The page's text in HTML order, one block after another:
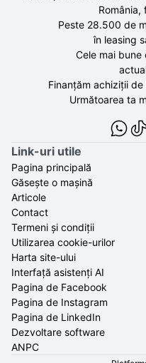
România,
Peste 28.500 de
în leasing
Cele mai
Finanțăm achiziții de
Următoarea ta
Link-uri utile
Pagina principală
Găsește o mașină
Articole
Contact
Termeni și condiții
Utilizarea cookie-urilor
Harta site-ului
Interfață asistenți AI
Pagina de Facebook
Pagina de Instagram
Pagina de LinkedIn
Dezvoltare software
ANPC